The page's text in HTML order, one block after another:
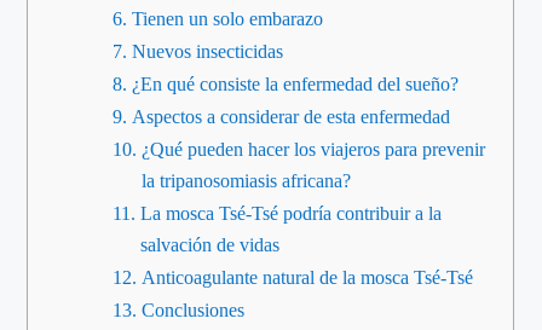
Tienen un solo embarazo
Nuevos insecticidas
¿En qué consiste la enfermedad del sueño?
Aspectos a considerar de esta enfermedad
¿Qué pueden hacer los viajeros para prevenir
la tripanosomiasis africana?
La mosca Tsé-Tsé podría contribuir a la
salvación de vidas
Anticoagulante natural de la mosca Tsé-Tsé
Conclusiones